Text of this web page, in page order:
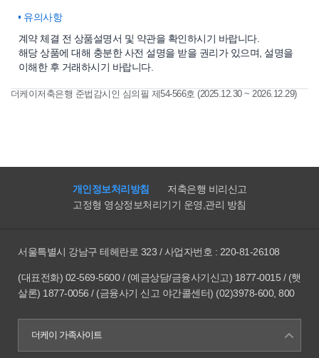
유의사항
계약 체결 전 상품설명서 및 약관을 확인하시기 바랍니다.
해당 상품에 대해 충분한 사전 설명을 받을 권리가 있으며, 설명을
이해한 후 거래하시기 바랍니다.
더케이저축은행 준법감시인 심의필 제54-566호 (2025.12.30 ~ 2026.12.29)
개인정보처리방침
저축은행 비리신고
고정형 영상정보처리기기 운영,관리 방침
서울특별시 강남구 테헤란로 323 / 사업자번호 : 220-81-26108
(대표전화) 02-569-5600 / (예금상담/금융사기신고) 1877-0015 / (햇
살론) 1877-0056 / (금융사기 신고 야간콜센터) (02)3978-600, 800
더케이 가족사이트